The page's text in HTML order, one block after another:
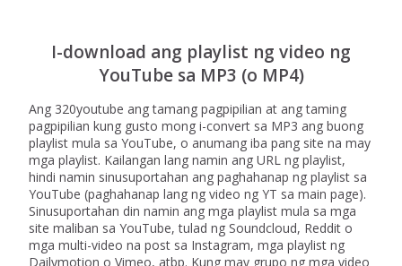
I-download ang playlist ng video ng
YouTube sa MP3 (o MP4)
Ang 320youtube ang tamang pagpipilian at ang taming
pagpipilian kung gusto mong i-convert sa MP3 ang buong
playlist mula sa YouTube, o anumang iba pang site na may
mga playlist. Kailangan lang namin ang URL ng playlist,
hindi namin sinusuportahan ang paghahanap ng playlist sa
YouTube (paghahanap lang ng video ng YT sa main page).
Sinusuportahan din namin ang mga playlist mula sa mga
site maliban sa YouTube, tulad ng Soundcloud, Reddit o
mga multi-video na post sa Instagram, mga playlist ng
Dailymotion o Vimeo, atbp. Kung may grupo ng mga video